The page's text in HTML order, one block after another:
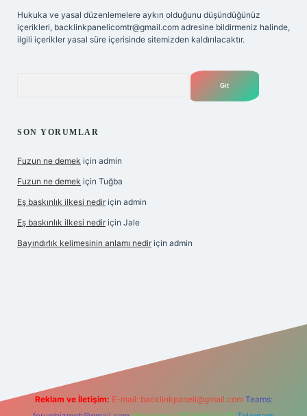
Hukuka ve yasal düzenlemelere aykırı olduğunu düşündüğünüz
içerikleri, backlinkpanelicomtr@gmail.com adresine bildirmeniz halinde,
ilgili içerikler yasal süre içerisinde sitemizden kaldırılacaktır.
SON YORUMLAR
Fuzun ne demek için admin
Fuzun ne demek için Tuğba
Eş baskınlık ilkesi nedir için admin
Eş baskınlık ilkesi nedir için Jale
Bayındırlık kelimesinin anlamı nedir için admin
Reklam ve İletişim: E-mail: backlinkpaneli@gmail.com Teams: